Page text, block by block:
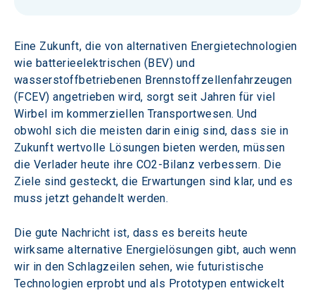
Eine Zukunft, die von alternativen Energietechnologien
wie batterieelektrischen (BEV) und
wasserstoffbetriebenen Brennstoffzellenfahrzeugen
(FCEV) angetrieben wird, sorgt seit Jahren für viel
Wirbel im kommerziellen Transportwesen. Und
obwohl sich die meisten darin einig sind, dass sie in
Zukunft wertvolle Lösungen bieten werden, müssen
die Verlader heute ihre CO2-Bilanz verbessern. Die
Ziele sind gesteckt, die Erwartungen sind klar, und es
muss jetzt gehandelt werden.
Die gute Nachricht ist, dass es bereits heute
wirksame alternative Energielösungen gibt, auch wenn
wir in den Schlagzeilen sehen, wie futuristische
Technologien erprobt und als Prototypen entwickelt